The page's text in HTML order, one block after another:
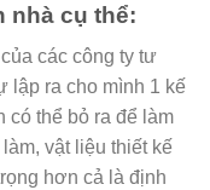
nhà cụ thể:
các công ty tư
lập ra cho mình 1 kế
có thể bỏ ra để làm
vật liệu thiết kế
hơn cả là định